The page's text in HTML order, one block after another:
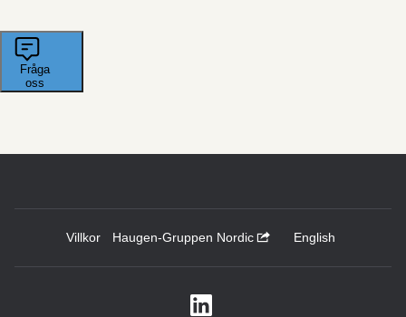
Villkor Haugen-Gruppen Nordic English